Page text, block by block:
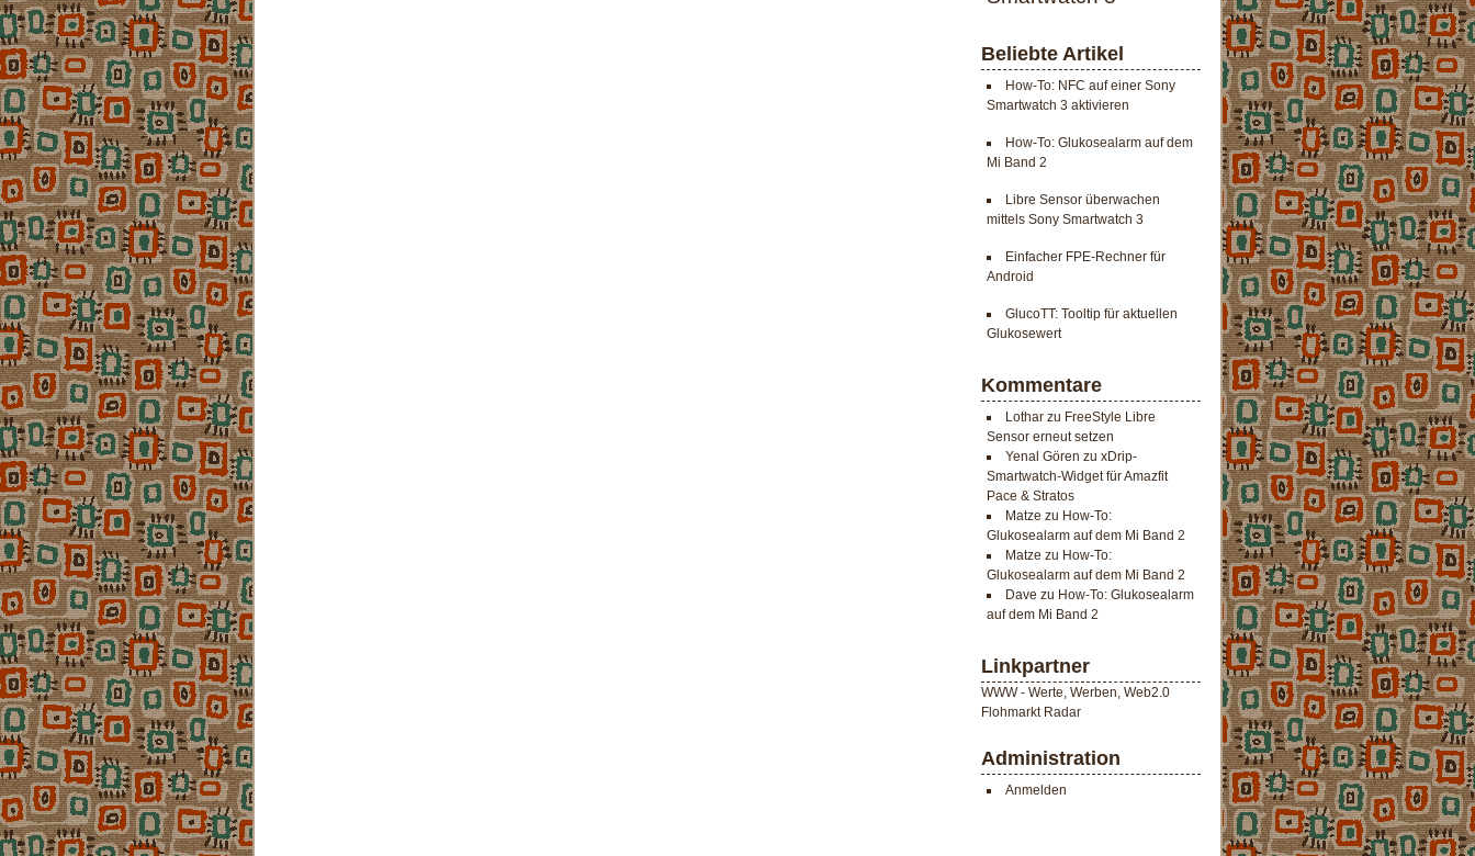
Beliebte Artikel
How-To: NFC auf einer Sony
Smartwatch 3 aktivieren
How-To: Glukosealarm auf dem
Mi Band 2
Libre Sensor überwachen
mittels Sony Smartwatch 3
Einfacher FPE-Rechner für
Android
GlucoTT: Tooltip für aktuellen
Glukosewert
Kommentare
Lothar zu FreeStyle Libre
Sensor erneut setzen
Yenal Gören zu xDrip-
Smartwatch-Widget für Amazfit
Pace & Stratos
Matze zu How-To:
Glukosealarm auf dem Mi Band 2
Matze zu How-To:
Glukosealarm auf dem Mi Band 2
Dave zu How-To: Glukosealarm
auf dem Mi Band 2
Linkpartner
WWW - Werte, Werben, Web2.0
Flohmarkt Radar
Administration
Anmelden